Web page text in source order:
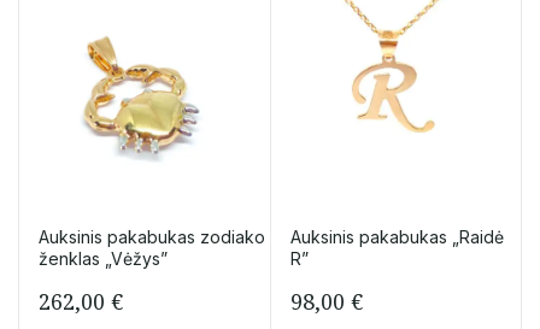
Auksinis pakabukas zodiako
ženklas „Vėžys”
262,00 €
Auksinis pakabukas „Raidė
R”
98,00 €